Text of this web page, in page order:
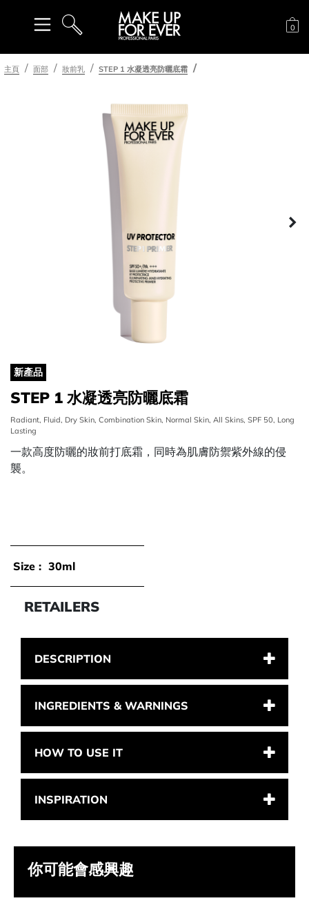
搜尋
購
0
主頁 面部 妝前乳 STEP 1 水凝透亮防曬底霜
下
新產品
STEP 1 水凝透亮防曬底霜
Radiant, Fluid, Dry Skin, Combination Skin, Normal Skin, All Skins, SPF 50, Long
Lasting
一款高度防曬的妝前打底霜，同時為肌膚防禦紫外線的侵
襲。
Size : 30ml
RETAILERS
DESCRIPTION
INGREDIENTS & WARNINGS
HOW TO USE IT
INSPIRATION
你可能會感興趣